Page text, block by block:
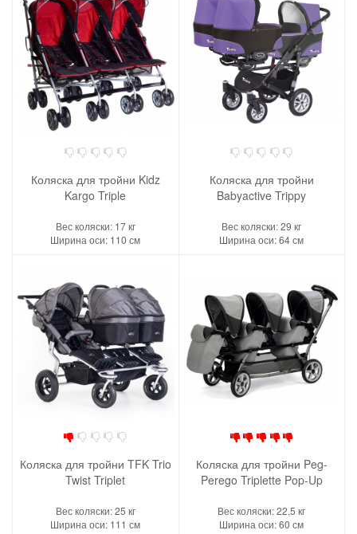
Коляска для тройни Kidz
Kargo Triple
Вес коляски: 17 кг
Ширина оси: 110 см
Коляска для тройни
Babyactive Trippy
Вес коляски: 29 кг
Ширина оси: 64 см
Коляска для тройни TFK Trio
Twist Triplet
Вес коляски: 25 кг
Ширина оси: 111 см
Коляска для тройни Peg-
Perego Triplette Pop-Up
Вес коляски: 22,5 кг
Ширина оси: 60 см